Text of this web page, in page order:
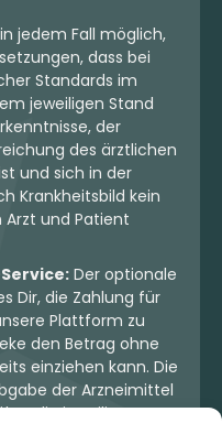
MEHR
für
und verifiziere
Präparate
Preise und
zu
jedem Fall möglich,
dass bei
Standards im
jeweiligen Stand
der
des ärztlichen
und sich in der
Krankheitsbild kein
und Patient
Der optionale
Dir, die Zahlung für
Plattform zu
den Betrag ohne
einziehen kann. Die
der Arzneimittel
die jeweilige